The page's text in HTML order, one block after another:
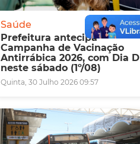
Saúde
Prefeitura antecipa
Campanha de Vacinação
Antirrábica 2026, com Dia D
neste sábado (1º/08)
Quinta, 30 Julho 2026 09:57